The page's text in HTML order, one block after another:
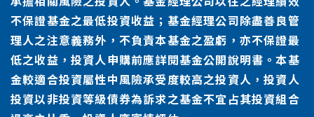
不保證基金之最低投資收益；基金經理公司除盡善良管
理人之注意義務外，不負責本基金之盈虧，亦不保證最
低之收益，投資人申購前應詳閱基金公開說明書。本基
金較適合投資屬性中風險承受度較高之投資人，投資人
投資以非投資等級債券為訴求之基金不宜占其投資組合